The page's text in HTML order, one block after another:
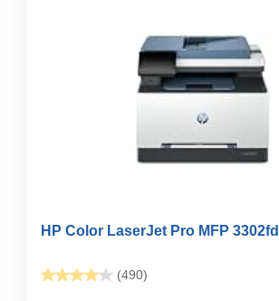
HP Color LaserJet Pro MFP
(490)